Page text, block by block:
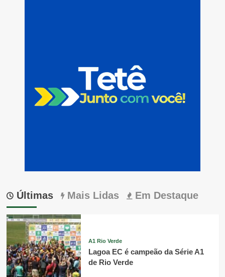
Últimas Mais Lidas Em Destaque
A1 Rio Verde
Lagoa EC é campeão da Série A1
de Rio Verde